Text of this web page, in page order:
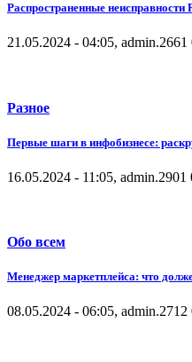
Распространенные неисправности
21.05.2024 - 04:05, admin.2661
Разное
Первые шаги в инфобизнесе:
16.05.2024 - 11:05, admin.2901
Обо всем
Менеджер маркетплейса: что
08.05.2024 - 06:05, admin.2712